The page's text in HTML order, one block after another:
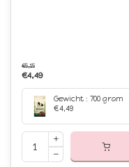
€5,15
€4,49
Gewicht : 700 gram
€4,49